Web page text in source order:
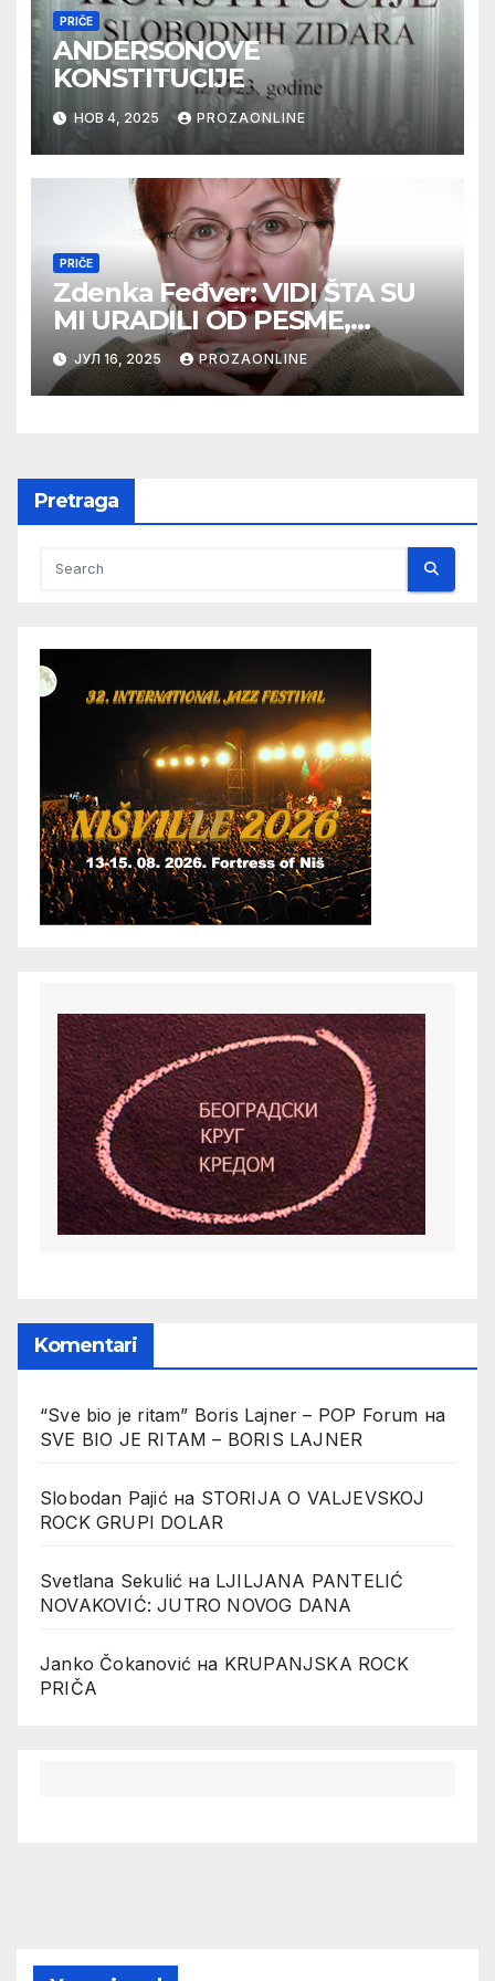
PRIČE
ANDERSONOVE
KONSTITUCIJE
НОВ 4, 2025 PROZAONLINE
PRIČE
Zdenka Feđver: VIDI ŠTA SU
MI URADILI OD PESME,
MAMA*
ЈУЛ 16, 2025 PROZAONLINE
Pretraga
Komentari
“Sve bio je ritam” Boris Lajner – POP Forum на
SVE BIO JE RITAM – BORIS LAJNER
Slobodan Pajićна STORIJA O VALJEVSKOJ
ROCK GRUPI DOLAR
Svetlana Sekulić на LJILJANA PANTELIĆ
NOVAKOVIĆ: JUTRO NOVOG DANA
Janko Čokanović на KRUPANJSKA ROCK
PRIČA